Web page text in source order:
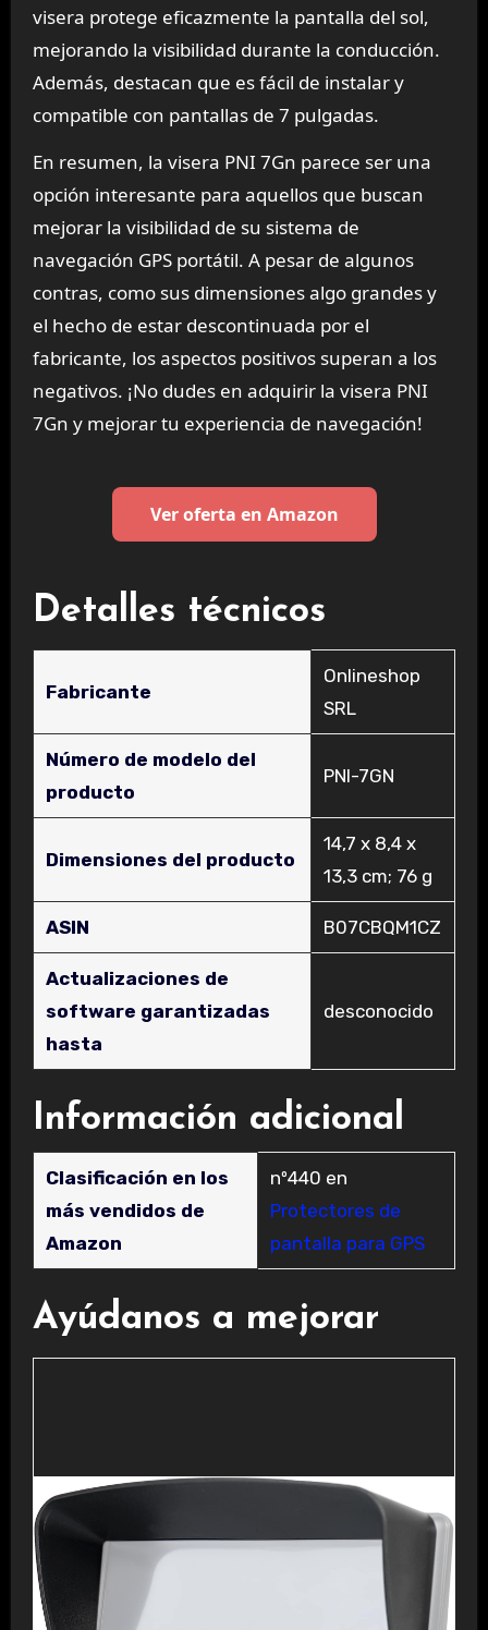
visera protege eficazmente la pantalla del sol,
mejorando la visibilidad durante la conducción.
Además, destacan que es fácil de instalar y
compatible con pantallas de 7 pulgadas.
En resumen, la visera PNI 7Gn parece ser una
opción interesante para aquellos que buscan
mejorar la visibilidad de su sistema de
navegación GPS portátil. A pesar de algunos
contras, como sus dimensiones algo grandes y
el hecho de estar descontinuada por el
fabricante, los aspectos positivos superan a los
negativos. ¡No dudes en adquirir la visera PNI
7Gn y mejorar tu experiencia de navegación!
Ver oferta en Amazon
Detalles técnicos
Fabricante
‎Onlineshop
SRL
Número de modelo del
producto
‎PNI-7GN
Dimensiones del producto
‎14,7 x 8,4 x
13,3 cm; 76 g
ASIN ‎B07CBQM1CZ
Actualizaciones de
software garantizadas
hasta
‎desconocido
Información adicional
Clasificación en los
más vendidos de
Amazon
nº440 en
Protectores de
pantalla para GPS
Ayúdanos a mejorar